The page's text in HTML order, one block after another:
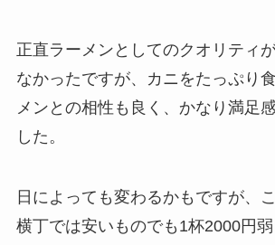
正直ラーメンとしてのクオリティ
なかったですが、カニをたっぷり
メンとの相性も良く、かなり満足
した。
日によっても変わるかもですが、
横丁では安いものでも1杯2000円